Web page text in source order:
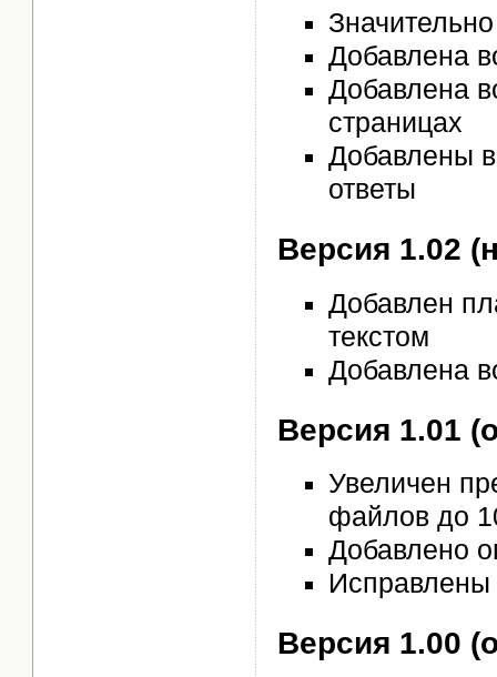
Добавлена
Добавлена
страницах
Добавлены
ответы
Версия 1.02
Добавлен
текстом
Добавлена
Версия 1.01
Увеличен
файлов до
Добавлено
Исправлены
Версия 1.00